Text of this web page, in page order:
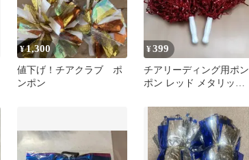
¥1,300
値下げ！チアクラブ ポ
ンポン
¥399
チアリーディング用ポン
ポン レッド メタリック 2